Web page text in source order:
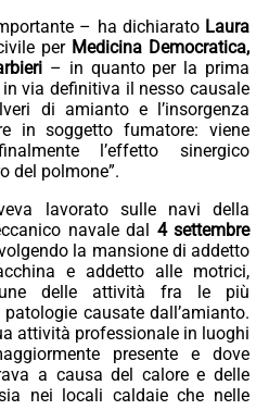
– ha dichiarato Laura
per Medicina Democratica,
– in quanto per la prima
via definitiva il nesso causale
di amianto e l’insorgenza
in soggetto fumatore: viene
l’effetto sinergico
del polmone”.
lavorato sulle navi della
navale dal 4 settembre
la mansione di addetto
e addetto alle motrici,
delle attività fra le più
causate dall’amianto.
attività professionale in luoghi
presente e dove
a causa del calore e delle
nei locali caldaie che nelle